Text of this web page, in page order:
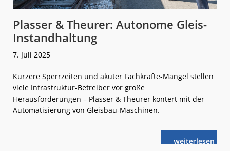
Plasser & Theurer: Autonome Gleis-
Instandhaltung
7. Juli 2025
Kürzere Sperrzeiten und akuter Fachkräfte-Mangel stellen
viele Infrastruktur-Betreiber vor große
Herausforderungen – Plasser & Theurer kontert mit der
Automatisierung von Gleisbau-Maschinen.
weiterlese
nPlasser &